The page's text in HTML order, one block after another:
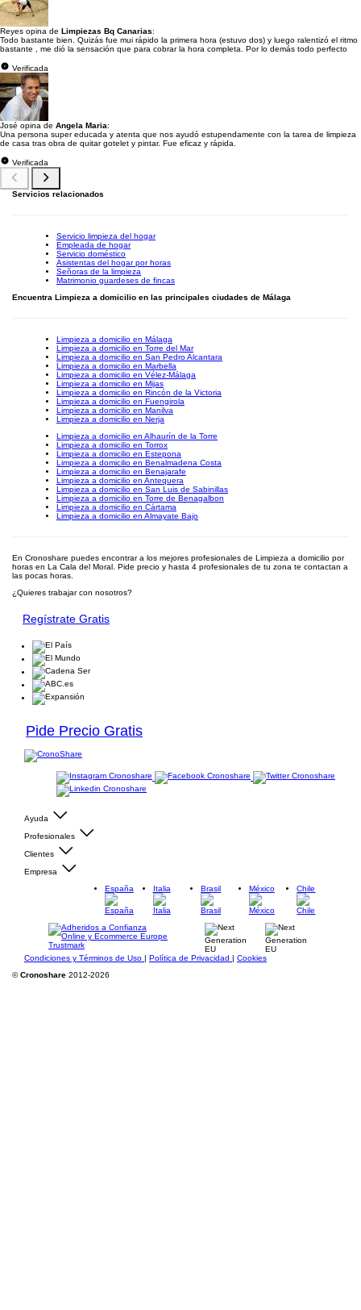
Reyes opina de Limpiezas Bq Canarias:
Todo bastante bien. Quizás fue mui rápido la primera hora (estuvo dos) y luego ralentizó el ritmo
bastante , me dió la sensación que para cobrar la hora completa. Por lo demás todo perfecto
Verificada
José opina de Angela Maria:
Una persona super educada y atenta que nos ayudó estupendamente con la tarea de limpieza
de casa tras obra de quitar gotelet y pintar. Fue eficaz y rápida.
Verificada
Servicios relacionados
Servicio limpieza del hogar
Empleada de hogar
Servicio doméstico
Asistentas del hogar por horas
Señoras de la limpieza
Matrimonio guardeses de fincas
Encuentra Limpieza a domicilio en las principales ciudades de Málaga
Limpieza a domicilio en Málaga
Limpieza a domicilio en Torre del Mar
Limpieza a domicilio en San Pedro Alcantara
Limpieza a domicilio en Marbella
Limpieza a domicilio en Vélez-Málaga
Limpieza a domicilio en Mijas
Limpieza a domicilio en Rincón de la Victoria
Limpieza a domicilio en Fuengirola
Limpieza a domicilio en Manilva
Limpieza a domicilio en Nerja
Limpieza a domicilio en Alhaurín de la Torre
Limpieza a domicilio en Torrox
Limpieza a domicilio en Estepona
Limpieza a domicilio en Benalmadena Costa
Limpieza a domicilio en Benajarafe
Limpieza a domicilio en Antequera
Limpieza a domicilio en San Luis de Sabinillas
Limpieza a domicilio en Torre de Benagalbon
Limpieza a domicilio en Cártama
Limpieza a domicilio en Almayate Bajo
En Cronoshare puedes encontrar a los mejores profesionales de Limpieza a domicilio por
horas en La Cala del Moral. Pide precio y hasta 4 profesionales de tu zona te contactan a
las pocas horas.
¿Quieres trabajar con nosotros?
Regístrate Gratis
Pide Precio Gratis
Ayuda
Profesionales
Clientes
Empresa
España
Italia Brasil México Chile
Condiciones y Términos de Uso | Política de Privacidad | Cookies
©Cronoshare 2012-2026